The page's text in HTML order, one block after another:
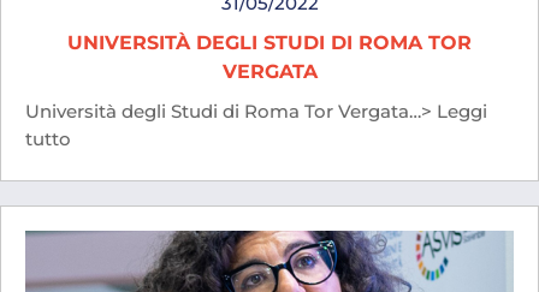
UNIVERSITÀ DEGLI STUDI DI ROMA TOR
VERGATA
Università degli Studi di Roma Tor Vergata…> Leggi
tutto